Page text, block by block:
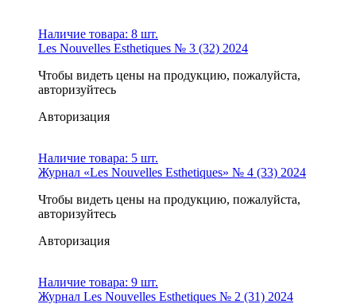
Наличие товара: 8 шт.
Les Nouvelles Esthetiques № 3 (32) 2024
Чтобы видеть цены на продукцию, пожалуйста,
авторизуйтесь
Авторизация
Наличие товара: 5 шт.
Журнал «Les Nouvelles Esthetiques» № 4 (33) 2024
Чтобы видеть цены на продукцию, пожалуйста,
авторизуйтесь
Авторизация
Наличие товара: 9 шт.
Журнал Les Nouvelles Esthetiques № 2 (31) 2024